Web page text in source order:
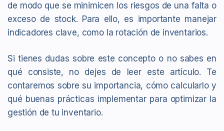
de modo que se minimicen los riesgos de una falta o
exceso de stock. Para ello, es importante manejar
indicadores clave, como la rotación de inventarios.
Si tienes dudas sobre este concepto o no sabes en
qué consiste, no dejes de leer este artículo. Te
contaremos sobre su importancia, cómo calcularlo y
qué buenas prácticas implementar para optimizar la
gestión de tu inventario.